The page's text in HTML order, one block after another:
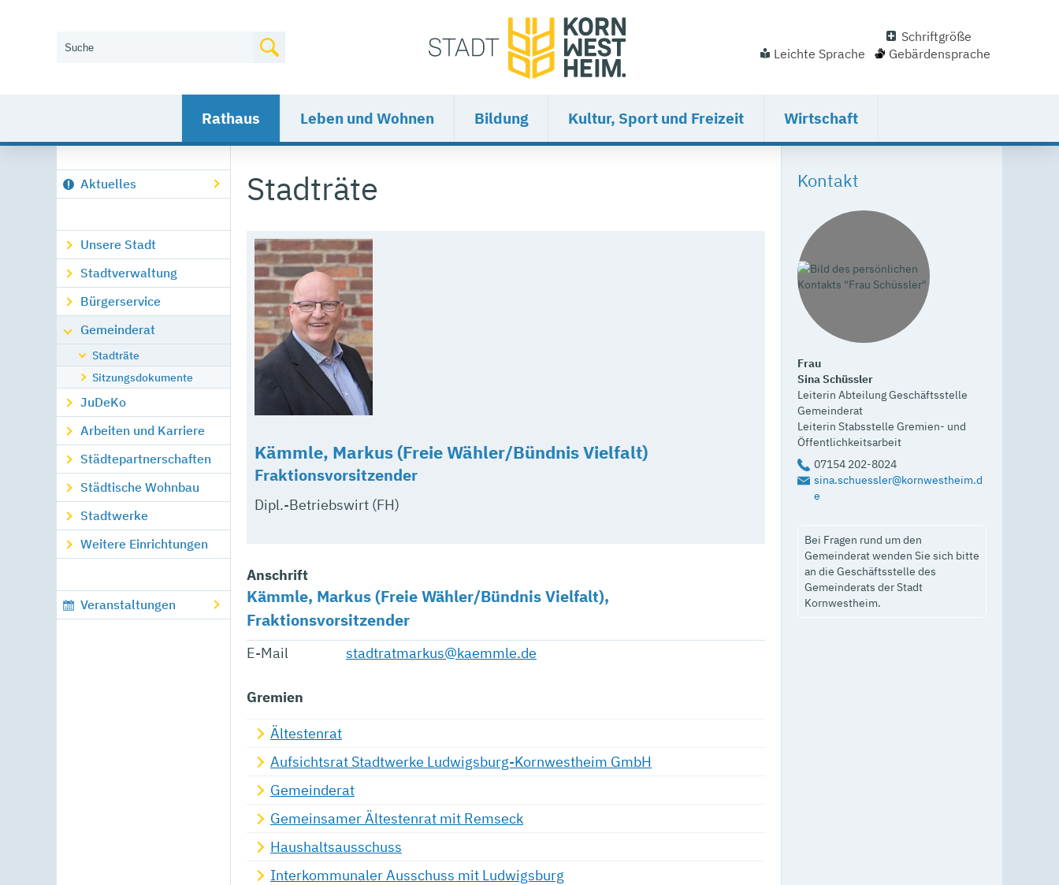
Schriftgröße
Leichte Sprache
Gebärdensprache
Rathaus Leben und Wohnen Bildung Kultur, Sport und Freizeit Wirtschaft
Aktuelles
Unsere Stadt
Stadtverwaltung
Bürgerservice
Gemeinderat
Stadträte
Sitzungsdokumente
JuDeKo
Arbeiten und Karriere
Städtepartnerschaften
Städtische Wohnbau
Stadtwerke
Weitere Einrichtungen
Veranstaltungen
Stadträte
Kämmle, Markus (Freie Wähler/Bündnis Vielfalt)
Fraktionsvorsitzender
Dipl.-Betriebswirt (FH)
Anschrift
Kämmle, Markus (Freie Wähler/Bündnis Vielfalt),
Fraktionsvorsitzender
E-Mail stadtratmarkus@kaemmle.de
Gremien
Ältestenrat
Aufsichtsrat Stadtwerke Ludwigsburg-Kornwestheim GmbH
Gemeinderat
Gemeinsamer Ältestenrat mit Remseck
Haushaltsausschuss
Interkommunaler Ausschuss mit Ludwigsburg
Kontakt
Frau
SinaSchüssler
Leiterin Abteilung Geschäftsstelle
Gemeinderat
Leiterin Stabsstelle Gremien- und
Öffentlichkeitsarbeit
sina.schuessler@kornwestheim.d
e
07154 202-8024
Bei Fragen rund um den
Gemeinderat wenden Sie sich bitte
an die Geschäftsstelle des
Gemeinderats der Stadt
Kornwestheim.